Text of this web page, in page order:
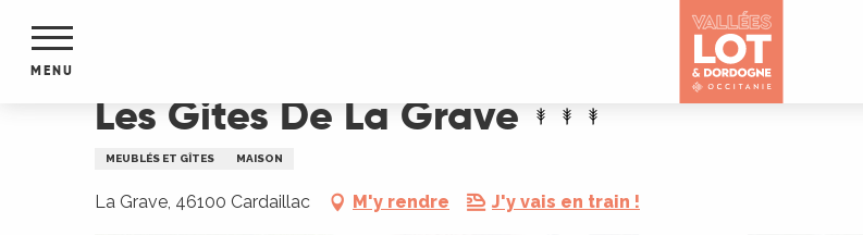
contenu
MENU
Les Gites De La Grave
MEUBLÉS ET GÎTES MAISON
La Grave, 46100 Cardaillac M'y rendre J'y vais en train !